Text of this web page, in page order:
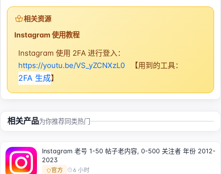
相关资源
Instagram 使用教程
Instagram 使用 2FA 进行登入：
https://youtu.be/VS_yZCNXzL0 【用到的工具：
2FA 生成】
相关产品为你推荐同类热门
Instagram 老号 1-50 帖子老内容, 0-500 关注者 年份 2012-
2023
官方 6 小时